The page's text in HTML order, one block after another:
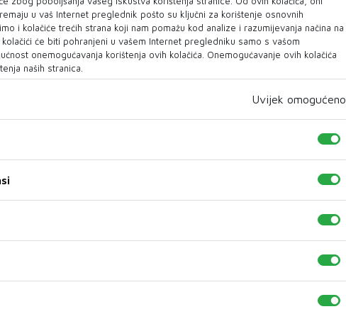
disanje olakšava otpuštanje negativne
u mišićima i regulira autonomni
izvan kontrole naše volje.
stresa i anksioznost zahvaljujući
hormona sreće, a aktivnosti kao što su
uključuju repetitivne pokrete velikih mišićnih
od stresa.
koji mogu smanjiti stres i
Stoljećima je poznato da i biljke poput
čega se koriste u biljnim lijekovima za
blagotvorno djeluju na vaš organizam.
lijekova jer za razliku od biljnih mogu
u vaš Internet preglednik pošto su ključni za korištenje osnovnih
i kolačiće trećih strana koji nam pomažu kod analize i razumijevanja načina na
će biti pohranjeni u vašem Internet pregledniku samo s vašom
onemogućavanja korištenja ovih kolačića. Onemogućavanje ovih kolačića
naših stranica.
Uvijek omogućeno